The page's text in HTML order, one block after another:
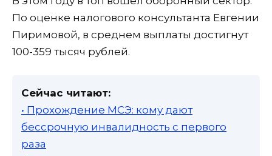
По оценке налогового консультанта Евгении
Пиримовой, в среднем выплаты достигнут
100-359 тысяч рублей.
Сейчас читают:
• Прохождение МСЭ: кому дают
бессрочную инвалидность с первого
раза